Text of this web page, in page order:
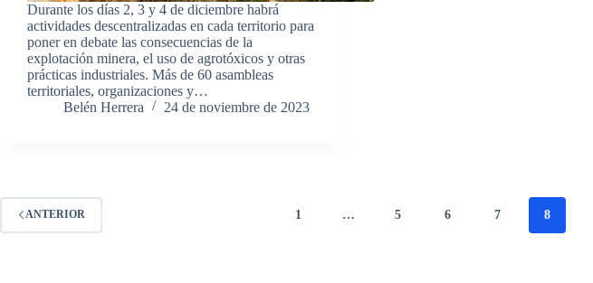
Durante los días 2, 3 y 4 de diciembre habrá
actividades descentralizadas en cada territorio para
poner en debate las consecuencias de la
explotación minera, el uso de agrotóxicos y otras
prácticas industriales. Más de 60 asambleas
territoriales, organizaciones y…
Belén Herrera
24 de noviembre de 2023
ANTERIOR 1 … 5 6 7 8